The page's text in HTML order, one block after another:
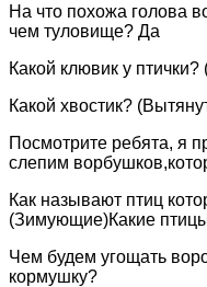
На что похожа голова
чем туловище? Да
Какой клювик у птички?
Какой хвостик?
Посмотрите ребята, я
слепим
Как называют птиц
(Зимующие)Какие
Чем будем угощать
кормушку?